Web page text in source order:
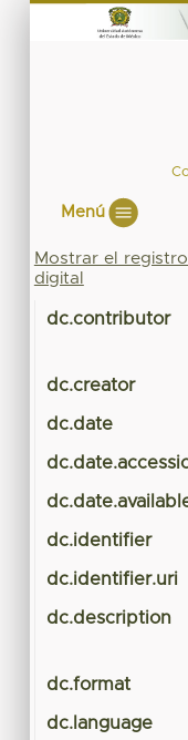
Menú
Mostrar el
digital
dc.contributor
dc.creator
dc.date
dc.identifier
dc.identifier.uri
dc.description
dc.format
dc.language